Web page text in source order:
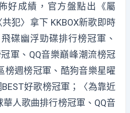
好成績，官方盤點出《屬
犯〉拿下 KKBOX新歌即時
碟幽浮勁碟排行榜冠軍、
軍、QQ音樂巔峰潮流榜冠
榜週榜冠軍、酷狗音樂星曜
好歌榜冠軍；〈為靠近
人歌曲排行榜冠軍、QQ音